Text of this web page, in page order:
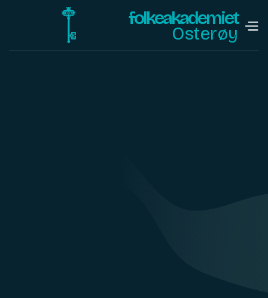
folkeakademiet
Osterøy